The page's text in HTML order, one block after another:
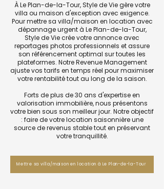
À Le Plan-de-la-Tour, Style de Vie gère votre
villa ou maison d'exception avec exigence.
Pour mettre sa villa/maison en location avec
dépannage urgent à Le Plan-de-la-Tour,
Style de Vie crée votre annonce avec
reportages photos professionnels et assure
son référencement optimal sur toutes les
plateformes. Notre Revenue Management
ajuste vos tarifs en temps réel pour maximiser
votre rentabilité tout au long de la saison.
Forts de plus de 30 ans d'expertise en
valorisation immobilière, nous présentons
votre bien sous son meilleur jour. Notre objectif
: faire de votre location saisonnière une
source de revenus stable tout en préservant
votre tranquillité.
Mettre sa villa/maison en location à Le Plan-de-la-Tour